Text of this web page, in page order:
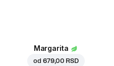
Margarita
od 679,00 RSD